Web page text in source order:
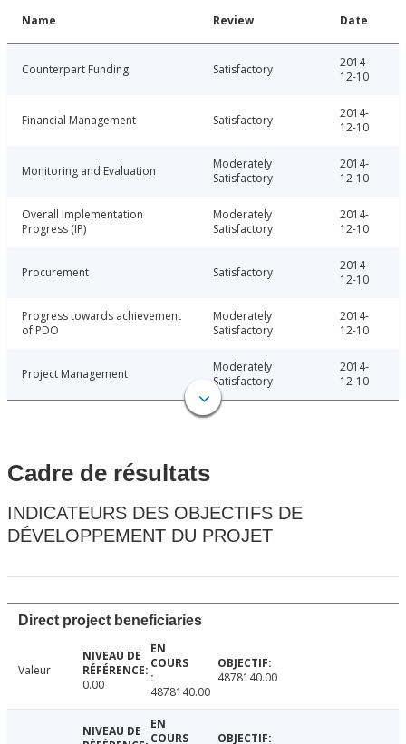
Name Review Date
Counterpart Funding Satisfactory
2014-
12-10
Financial Management Satisfactory
2014-
12-10
Monitoring and Evaluation
Moderately
Satisfactory
2014-
12-10
Overall Implementation
Progress (IP)
Moderately
Satisfactory
2014-
12-10
Procurement Satisfactory
2014-
12-10
Progress towards achievement
of PDO
Moderately
Satisfactory
2014-
12-10
Project Management
Moderately
Satisfactory
2014-
12-10
Cadre de résultats
INDICATEURS DES OBJECTIFS DE
DÉVELOPPEMENT DU PROJET
Direct project beneficiaries
Valeur
0.00
4878140.00
4878140.00